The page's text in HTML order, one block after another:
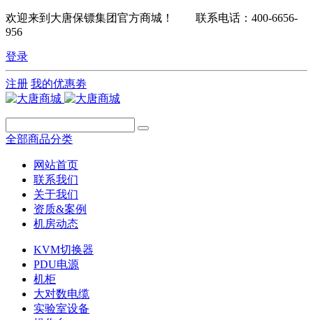
欢迎来到大唐保镖集团官方商城！ 联系电话：400-6656-
956
登录
注册 我的优惠劵
全部商品分类
网站首页
联系我们
关于我们
资质&案例
机房动态
KVM切换器
PDU电源
机柜
大对数电缆
实验室设备